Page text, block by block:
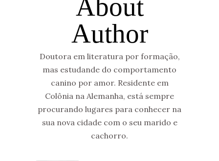
About
Author
Doutora em literatura por formação,
mas estudande do comportamento
canino por amor. Residente em
Colônia na Alemanha, está sempre
procurando lugares para conhecer na
sua nova cidade com o seu marido e
cachorro.